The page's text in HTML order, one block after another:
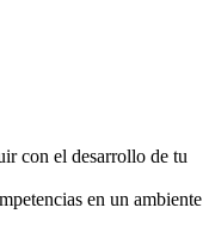
con el desarrollo de tu
en un ambiente